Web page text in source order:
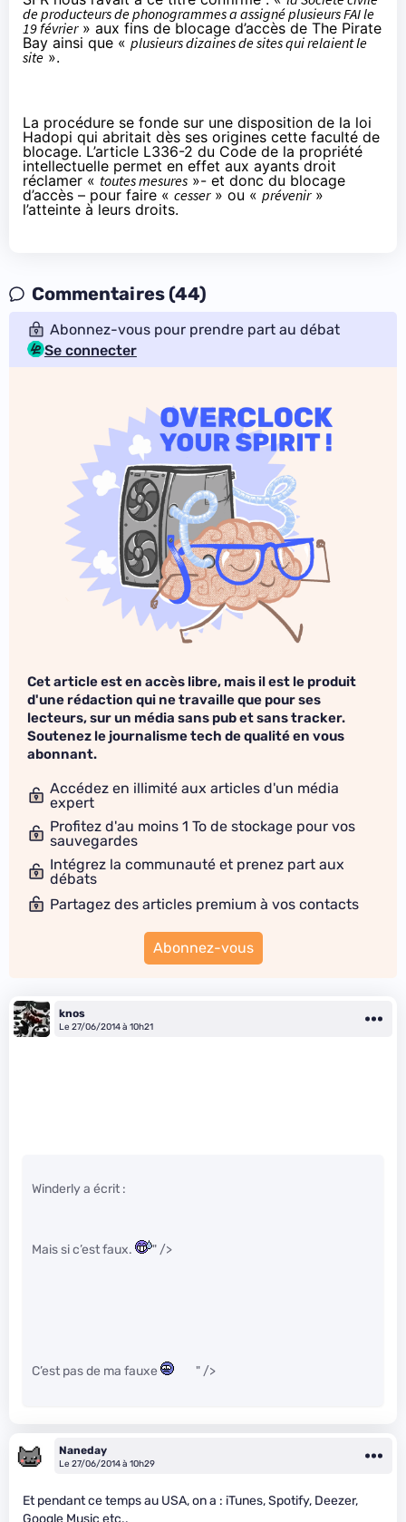
de producteurs de phonogrammes a assigné plusieurs FAI le
19 février» aux fins de blocage d’accès de The Pirate
Bay ainsi que « plusieurs dizaines de sites qui relaient le
site ».
La procédure se fonde sur une disposition de la loi
Hadopi qui abritait dès ses origines cette faculté de
blocage. L’article L336-2 du Code de la propriété
intellectuelle permet en effet aux ayants droit
réclamer « toutes mesures »- et donc du blocage
d’accès – pour faire « cesser» ou « prévenir»
l’atteinte à leurs droits.
Commentaires (44)
Abonnez-vous pour prendre part au débat
Se connecter
Cet article est en accès libre, mais il est le produit
d'une rédaction qui ne travaille que pour ses
lecteurs, sur un média sans pub et sans tracker.
Soutenez le journalisme tech de qualité en vous
abonnant.
Accédez en illimité aux articles d'un média
expert
Profitez d'au moins 1 To de stockage pour vos
sauvegardes
Intégrez la communauté et prenez part aux
débats
Partagez des articles premium à vos contacts
Abonnez-vous
knos
Le 27/06/2014 à 10h21
Winderly a écrit :
Mais si c’est faux. " />
C’est pas de ma fauxe " />
Naneday
Le 27/06/2014 à 10h29
Et pendant ce temps au USA, on a : iTunes, Spotify, Deezer,